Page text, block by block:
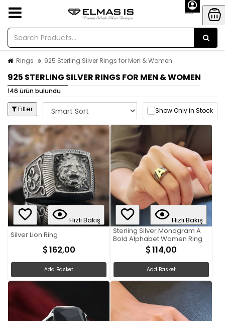
Rings 925 Sterling Silver Rings for Men & Women
925 STERLING SILVER RINGS FOR MEN & WOMEN
146 ürün bulundu
Filter Show Only in Stock
Hızlı Bakış
Silver Lion Ring
162,00
Add Basket
Hızlı Bakış
Sterling Silver Monogram A
Bold Alphabet Women Ring
114,00
Add Basket